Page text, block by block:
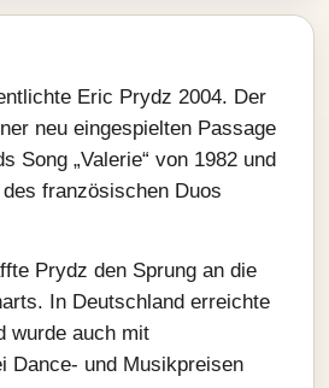
Eric Prydz 2004. Der
neu eingespielten Passage
Song „Valerie“ von 1982 und
französischen Duos
Prydz den Sprung an die
In Deutschland erreichte
wurde auch mit
Dance- und Musikpreisen